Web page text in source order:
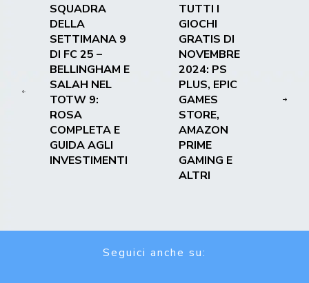
SQUADRA
DELLA
SETTIMANA 9
DI FC 25 –
BELLINGHAM E
SALAH NEL
TOTW 9:
ROSA
COMPLETA E
GUIDA AGLI
INVESTIMENTI
TUTTI I
GIOCHI
GRATIS DI
NOVEMBRE
2024: PS
PLUS, EPIC
GAMES
STORE,
AMAZON
PRIME
GAMING E
ALTRI
Seguici anche su: